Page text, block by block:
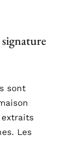
sont
Les